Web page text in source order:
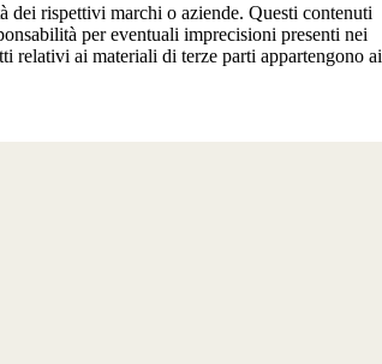
dei rispettivi marchi o aziende. Questi contenuti
per eventuali imprecisioni presenti nei
ai materiali di terze parti appartengono ai